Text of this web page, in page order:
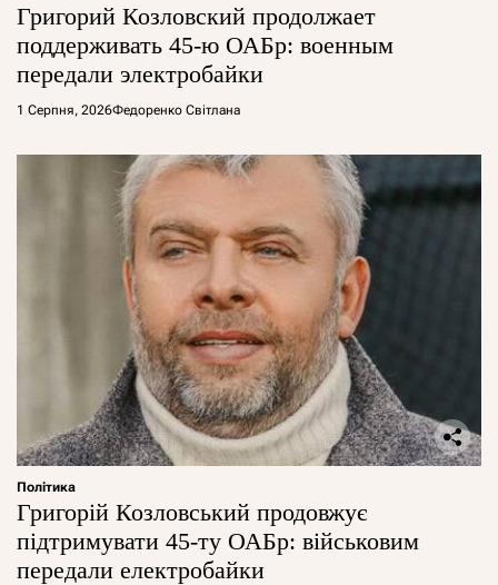
Григорий Козловский продолжает
поддерживать 45-ю ОАБр: военным
передали электробайки
1 Серпня, 2026Федоренко Світлана
Політика
Григорій Козловський продовжує
підтримувати 45-ту ОАБр: військовим
передали електробайки